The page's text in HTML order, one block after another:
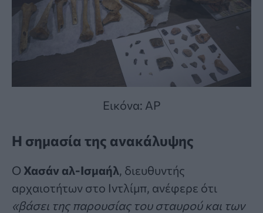
Εικόνα: AP
Η σημασία της ανακάλυψης
Ο Χασάν αλ-Ισμαήλ, διευθυντής
αρχαιοτήτων στο Ιντλίμπ, ανέφερε ότι
«βάσει της παρουσίας του σταυρού και των